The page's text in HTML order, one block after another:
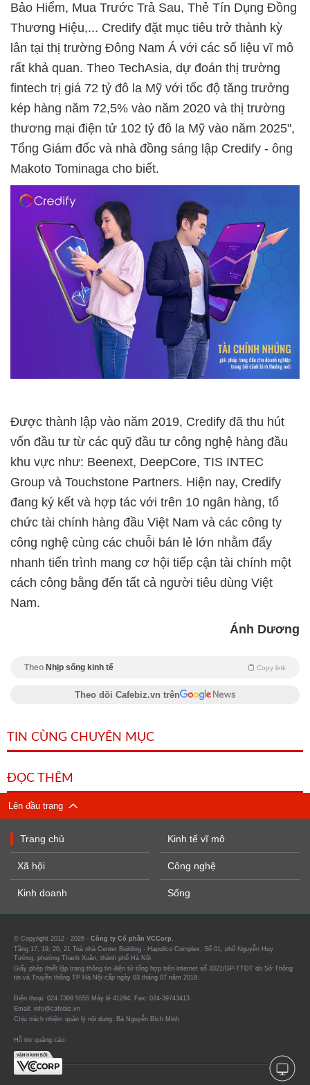
Bảo Hiểm, Mua Trước Trả Sau, Thẻ Tín Dụng Đồng
Thương Hiệu,... Credify đặt mục tiêu trở thành kỳ
lân tại thị trường Đông Nam Á với các số liệu vĩ mô
rất khả quan. Theo TechAsia, dự đoán thị trường
fintech trị giá 72 tỷ đô la Mỹ với tốc độ tăng trưởng
kép hàng năm 72,5% vào năm 2020 và thị trường
thương mại điện tử 102 tỷ đô la Mỹ vào năm 2025",
Tổng Giám đốc và nhà đồng sáng lập Credify - ông
Makoto Tominaga cho biết.
Được thành lập vào năm 2019, Credify đã thu hút
vốn đầu tư từ các quỹ đầu tư công nghệ hàng đầu
khu vực như: Beenext, DeepCore, TIS INTEC
Group và Touchstone Partners. Hiện nay, Credify
đang ký kết và hợp tác với trên 10 ngân hàng, tổ
chức tài chính hàng đầu Việt Nam và các công ty
công nghệ cùng các chuỗi bán lẻ lớn nhằm đẩy
nhanh tiến trình mang cơ hội tiếp cận tài chính một
cách công bằng đến tất cả người tiêu dùng Việt
Nam.
Ánh Dương
Theo Nhịp sống kinh tế Copy link
Theo dõi Cafebiz.vn trên
TIN CÙNG CHUYÊN MỤC
ĐỌC THÊM
Lên đầu trang
Trang chủ
Xã hội
Kinh doanh
Kinh tế vĩ mô
Công nghệ
Sống
© Copyright 2012 - 2026 - Công ty Cổ phần VCCorp.
Tầng 17, 19, 20, 21 Toà nhà Center Building - Hapulico Complex, Số 01, phố Nguyễn Huy
Tưởng, phường Thanh Xuân, thành phố Hà Nội
Giấy phép thiết lập trang thông tin điện tử tổng hợp trên internet số 3321/GP-TTĐT do Sở Thông
tin và Truyền thông TP Hà Nội cấp ngày 03 tháng 07 năm 2019.
Điện thoại: 024 7309 5555 Máy lẻ 41294. Fax: 024-39743413
Email: info@cafebiz.vn
Chịu trách nhiệm quản lý nội dung: Bà Nguyễn Bích Minh
Hỗ trợ quảng cáo: